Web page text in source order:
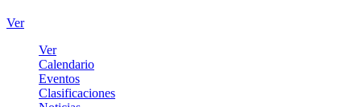
Ver
Ver
Calendario
Eventos
Clasificaciones